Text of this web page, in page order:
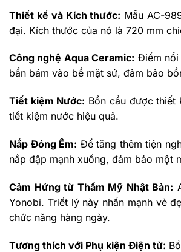
Thiết kế và Kích thước: Mẫu AC-
đại. Kích thước của nó là 720 mm
Công nghệ Aqua Ceramic: Điểm nổi
bẩn bám vào bề mặt sứ, đảm bảo
Tiết kiệm Nước: Bồn cầu được
tiết kiệm nước hiệu quả​​​​.
Nắp Đóng Êm: Để tăng thêm tiện
nắp đập mạnh xuống, đảm bảo một
Cảm Hứng từ Thẩm Mỹ Nhật Bản:
Yonobi. Triết lý này nhấn mạnh vẻ
chức năng hàng ngày​​.
Tương thích với Phụ kiện Điện tử: